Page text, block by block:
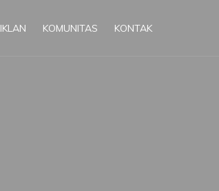
IKLAN KOMUNITAS KONTAK